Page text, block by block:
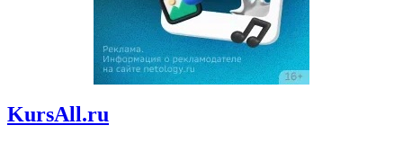
KursAll.ru